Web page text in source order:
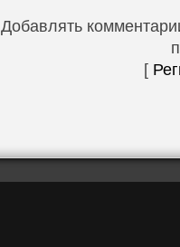
Добавлять
[